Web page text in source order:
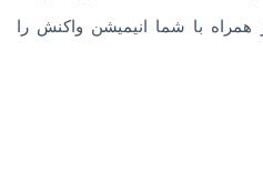
با شما انیمیشن واکنش را